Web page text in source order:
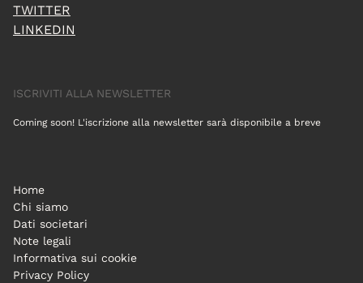
TWITTER
LINKEDIN
ISCRIVITI ALLA NEWSLETTER
Coming soon! L'iscrizione alla newsletter sarà disponibile a breve
Home
Chi siamo
Dati societari
Note legali
Informativa sui cookie
Privacy Policy